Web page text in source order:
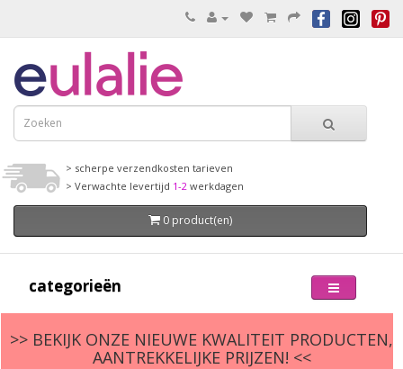
> scherpe verzendkosten tarieven
> Verwachte levertijd 1-2 werkdagen
0 product(en)
categorieën
>> BEKIJK ONZE NIEUWE KWALITEIT PRODUCTEN,
AANTREKKELIJKE PRIJZEN! <<